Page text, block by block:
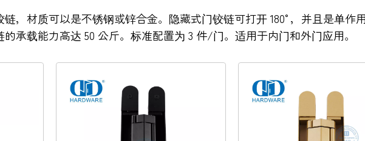
，材质可以是不锈钢或锌合金。隐藏式门铰链可打开 180°，并且是单作
承载能力高达 50 公斤。标准配置为 3 件/门。适用于内门和外门应用。